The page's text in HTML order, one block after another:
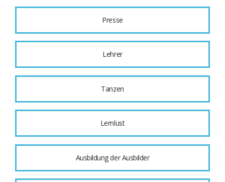
Presse
Lehrer
Tanzen
Lernlust
Ausbildung der Ausbilder